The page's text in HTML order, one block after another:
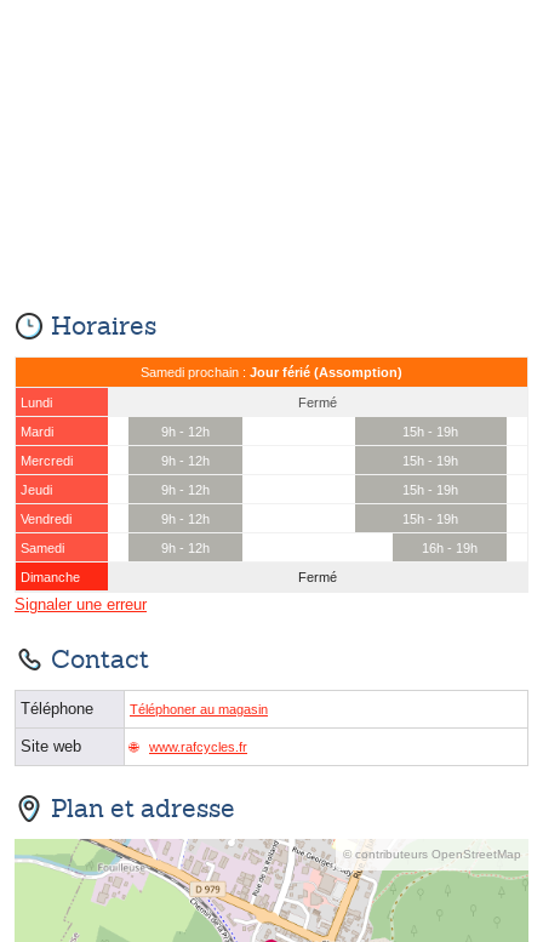
Horaires
Samedi prochain : Jour férié (Assomption)
Lundi
Fermé
Mardi
9h - 12h
15h - 19h
Mercredi
9h - 12h
15h - 19h
Jeudi
9h - 12h
15h - 19h
Vendredi
9h - 12h
15h - 19h
Samedi
9h - 12h
16h - 19h
Dimanche
Fermé
Signaler une erreur
Contact
Téléphone Téléphoner au magasin
Site web www.rafcycles.fr
Plan et adresse
© contributeurs OpenStreetMap